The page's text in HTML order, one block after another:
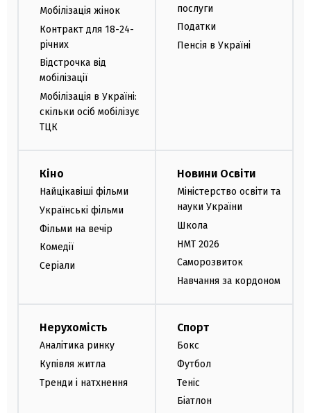
Мобілізація жінок
Контракт для 18-24-
річних
Відстрочка від
мобілізації
Мобілізація в Україні:
скільки осіб мобілізує
ТЦК
послуги
Податки
Пенсія в Україні
Кіно
Найцікавіші фільми
Українські фільми
Фільми на вечір
Комедії
Серіали
Новини Освіти
Міністерство освіти та
науки України
Школа
НМТ 2026
Саморозвиток
Навчання за кордоном
Нерухомість
Аналітика ринку
Купівля житла
Тренди і натхнення
Спорт
Бокс
Футбол
Теніс
Біатлон